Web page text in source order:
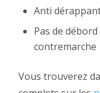
Anti
Pas de
contremarche
Vous trouverez